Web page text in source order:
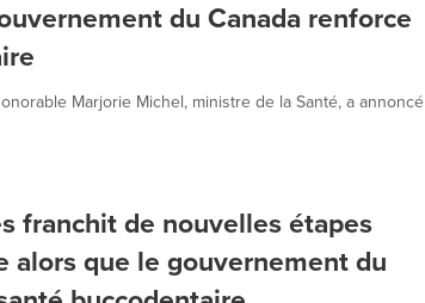
du Canada renforce
Marjorie Michel, ministre de la Santé, a annoncé
franchit de nouvelles étapes
alors que le gouvernement du